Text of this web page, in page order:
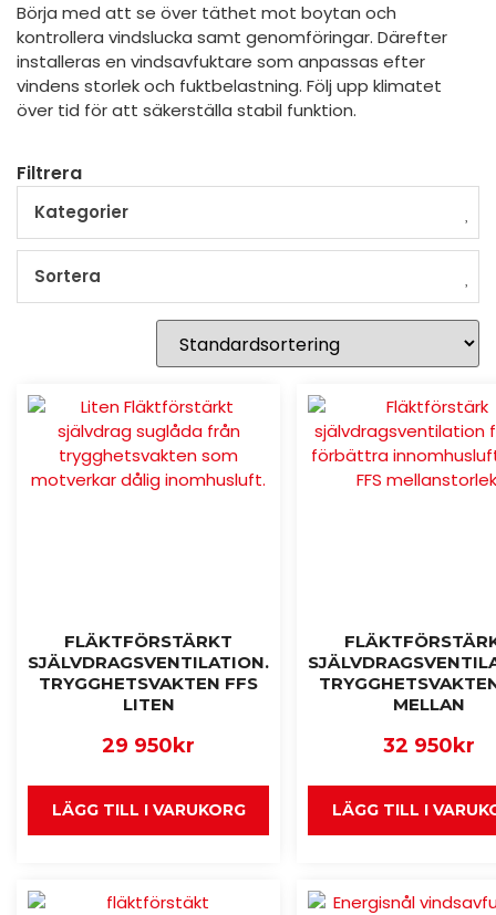
Börja med att se över täthet mot boytan och
kontrollera vindslucka samt genomföringar. Därefter
installeras en vindsavfuktare som anpassas efter
vindens storlek och fuktbelastning. Följ upp klimatet
över tid för att säkerställa stabil funktion.
Filtrera
Kategorier
Sortera
FLÄKTFÖRSTÄRKT
SJÄLVDRAGSVENTILATION.
TRYGGHETSVAKTEN FFS
LITEN
29 950kr
LÄGG TILL I VARUKORG
MELLAN
32 950kr
LÄGG TILL I